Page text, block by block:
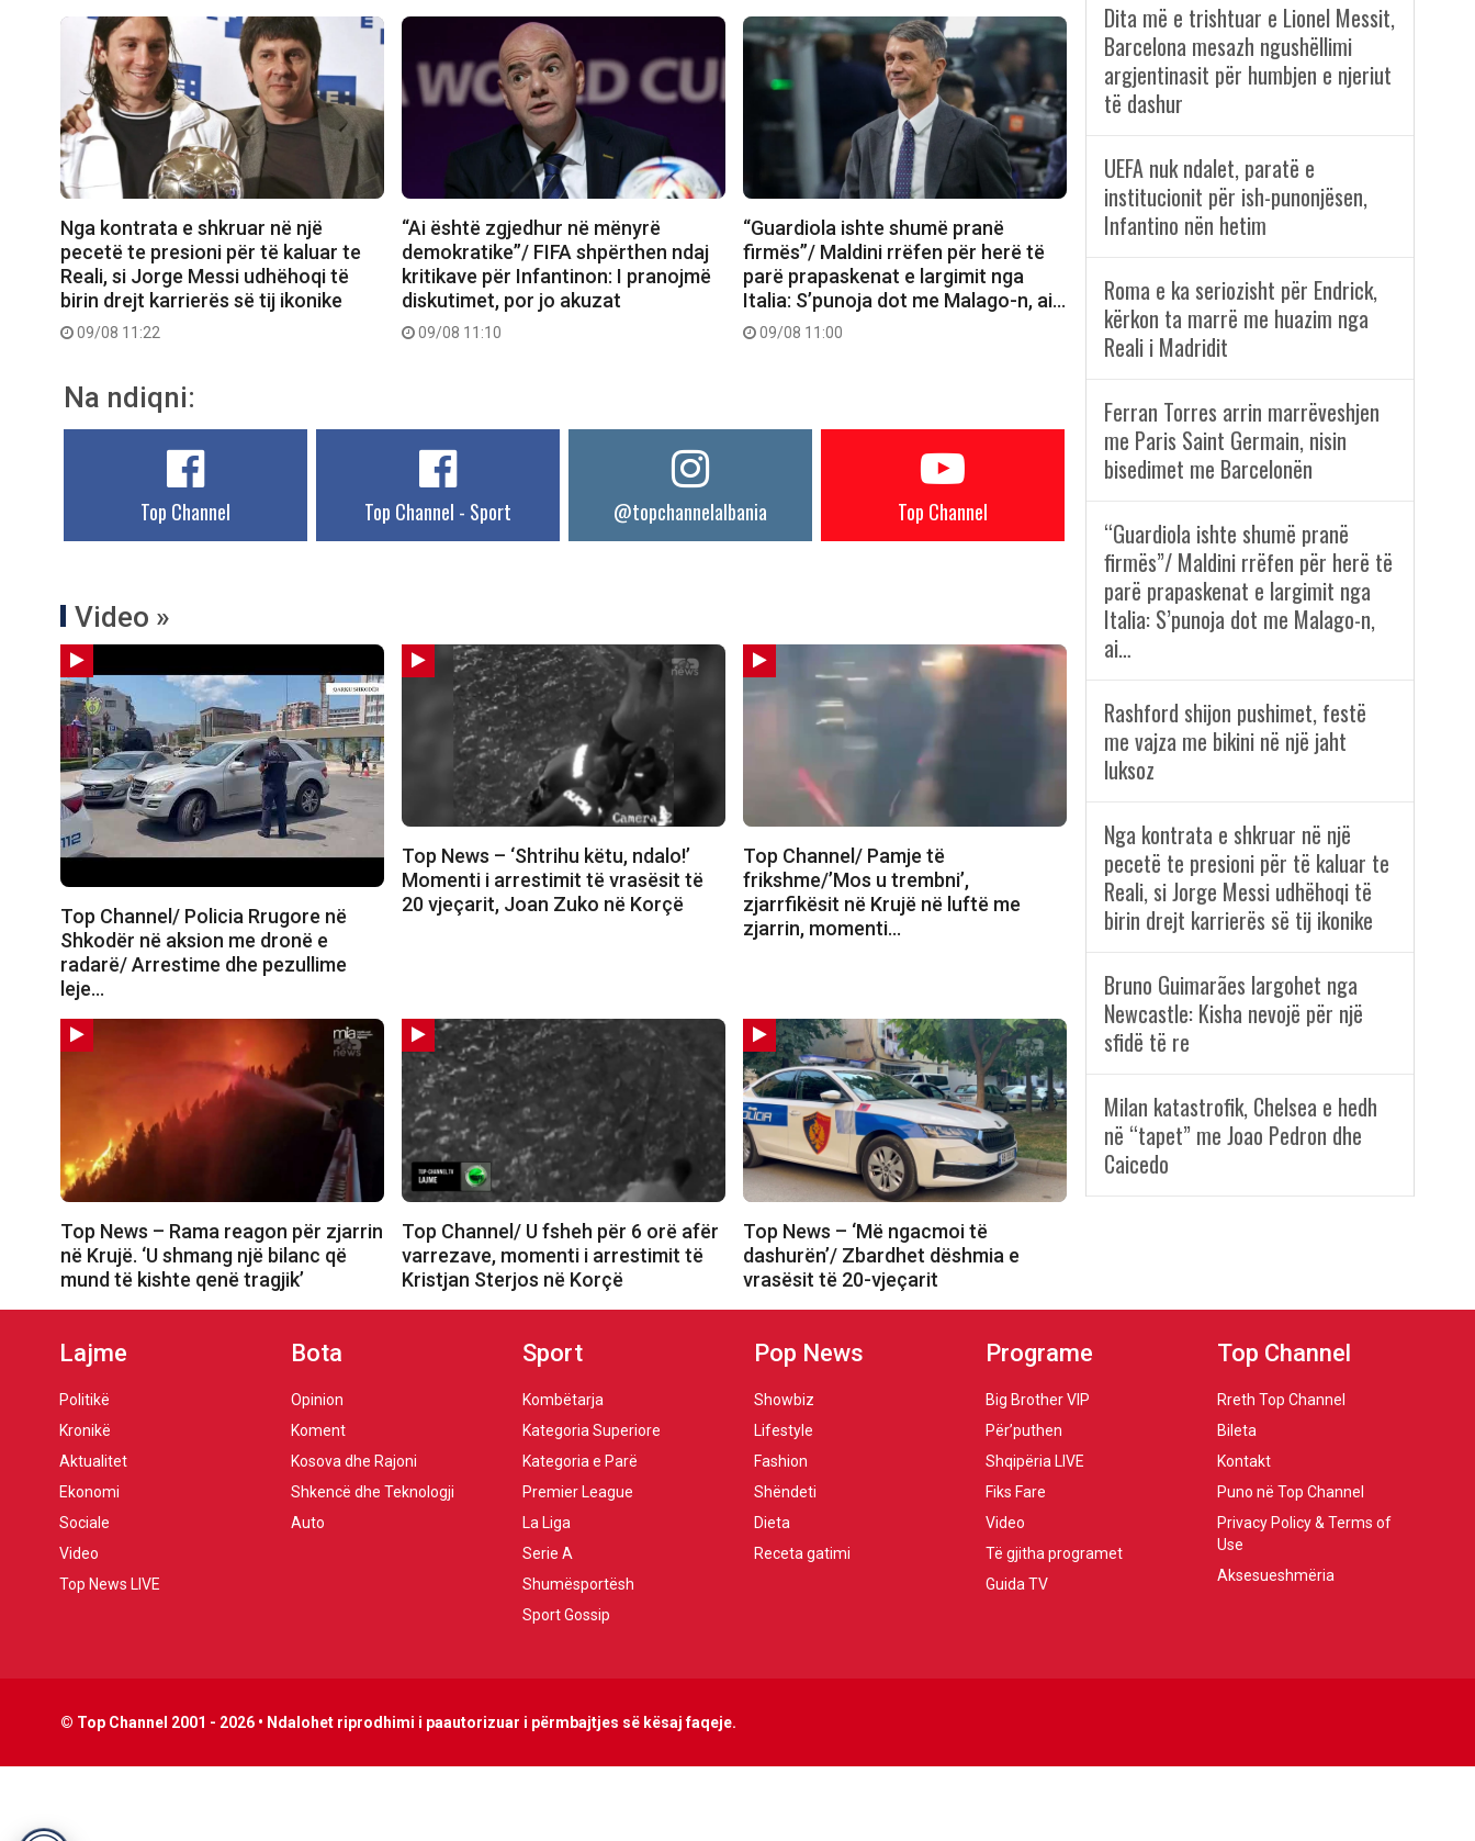
Nga kontrata e shkruar në një
pecetë te presioni për të kaluar te
Reali, si Jorge Messi udhëhoqi të
birin drejt karrierës së tij ikonike
09/08 11:22
“Ai është zgjedhur në mënyrë
demokratike”/ FIFA shpërthen ndaj
kritikave për Infantinon: I pranojmë
diskutimet, por jo akuzat
09/08 11:10
“Guardiola ishte shumë pranë
firmës”/ Maldini rrëfen për herë të
parë prapaskenat e largimit nga
Italia: S’punoja dot me Malago-n, ai…
09/08 11:00
Na ndiqni:
Top Channel Top Channel - Sport @topchannelalbania Top Channel
Video »
Top Channel/ Policia Rrugore në
Shkodër në aksion me dronë e
radarë/ Arrestime dhe pezullime
leje…
Top News – ‘Shtrihu këtu, ndalo!’
Momenti i arrestimit të vrasësit të
20 vjeçarit, Joan Zuko në Korçë
Top Channel/ Pamje të
frikshme/’Mos u trembni’,
zjarrfikësit në Krujë në luftë me
zjarrin, momenti…
Top News – Rama reagon për zjarrin
në Krujë. ‘U shmang një bilanc që
mund të kishte qenë tragjik’
Top Channel/ U fsheh për 6 orë afër
varrezave, momenti i arrestimit të
Kristjan Sterjos në Korçë
Top News – ‘Më ngacmoi të
dashurën’/ Zbardhet dëshmia e
vrasësit të 20-vjeçarit
Dita më e trishtuar e Lionel Messit,
Barcelona mesazh ngushëllimi
argjentinasit për humbjen e njeriut
të dashur
UEFA nuk ndalet, paratë e
institucionit për ish-punonjësen,
Infantino nën hetim
Roma e ka seriozisht për Endrick,
kërkon ta marrë me huazim nga
Reali i Madridit
Ferran Torres arrin marrëveshjen
me Paris Saint Germain, nisin
bisedimet me Barcelonën
“Guardiola ishte shumë pranë
firmës”/ Maldini rrëfen për herë të
parë prapaskenat e largimit nga
Italia: S’punoja dot me Malago-n,
ai…
Rashford shijon pushimet, festë
me vajza me bikini në një jaht
luksoz
Nga kontrata e shkruar në një
pecetë te presioni për të kaluar te
Reali, si Jorge Messi udhëhoqi të
birin drejt karrierës së tij ikonike
Bruno Guimarães largohet nga
Newcastle: Kisha nevojë për një
sfidë të re
Milan katastrofik, Chelsea e hedh
në “tapet” me Joao Pedron dhe
Caicedo
Lajme
Politikë
Kronikë
Aktualitet
Ekonomi
Sociale
Video
Top News LIVE
Bota
Opinion
Koment
Kosova dhe Rajoni
Shkencë dhe Teknologji
Auto
Sport
Kombëtarja
Kategoria Superiore
Kategoria e Parë
Premier League
La Liga
Serie A
Shumësportësh
Sport Gossip
Pop News
Showbiz
Lifestyle
Fashion
Shëndeti
Dieta
Receta gatimi
Programe
Big Brother VIP
Për’puthen
Shqipëria LIVE
Fiks Fare
Video
Të gjitha programet
Guida TV
Top Channel
Rreth Top Channel
Bileta
Kontakt
Puno në Top Channel
Privacy Policy & Terms of
Use
Aksesueshmëria
© Top Channel 2001 - 2026 • Ndalohet riprodhimi i paautorizuar i përmbajtjes së kësaj faqeje.